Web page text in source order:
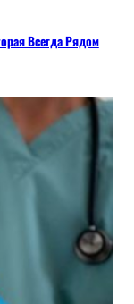
Всегда Рядом